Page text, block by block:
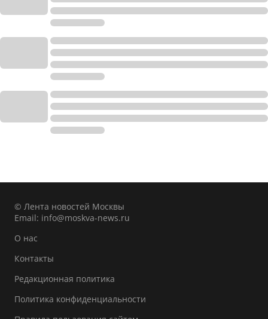
© Лента новостей Москвы
Email: info@moskva-news.ru
О нас
Контакты
Редакционная политика
Политика конфиденциальности